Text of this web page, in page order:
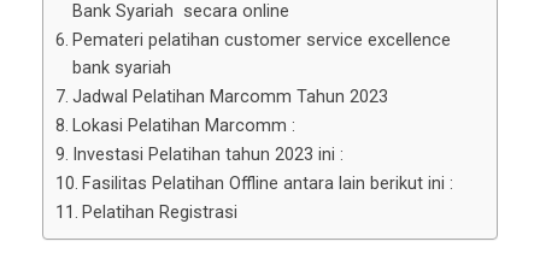
Bank Syariah secara online
Pemateri pelatihan customer service excellence
bank syariah
Jadwal Pelatihan Marcomm Tahun 2023
Lokasi Pelatihan Marcomm :
Investasi Pelatihan tahun 2023 ini :
Fasilitas Pelatihan Offline antara lain berikut ini :
Pelatihan Registrasi